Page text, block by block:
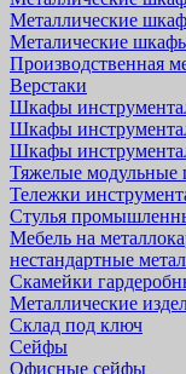
Металлические
Металические
Производственная
Верстаки
Шкафы
Шкафы
Шкафы
Тяжелые
Тележки
Стулья
Мебель на
нестандартные
Скамейки
Металлические
Склад под ключ
Сейфы
Офисные сейфы